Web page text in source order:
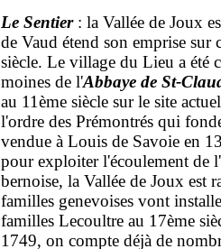
Le Sentier: la Vallée de Joux
de Vaud étend son emprise sur
siècle. Le village du Lieu a été
moines de l'Abbaye de St-
au 11ème siècle sur le site
l'ordre des Prémontrés qui
vendue à Louis de Savoie en
pour exploiter l'écoulement de
bernoise, la Vallée de Joux est
familles genevoises vont
familles Lecoultre au 17ème
1749, on compte déjà de